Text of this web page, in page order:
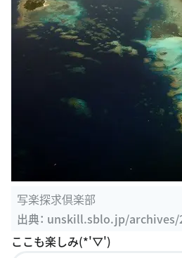
写楽探求倶楽部
出典： unskill.sblo.jp/archives/
ここも楽しみ(*'▽')